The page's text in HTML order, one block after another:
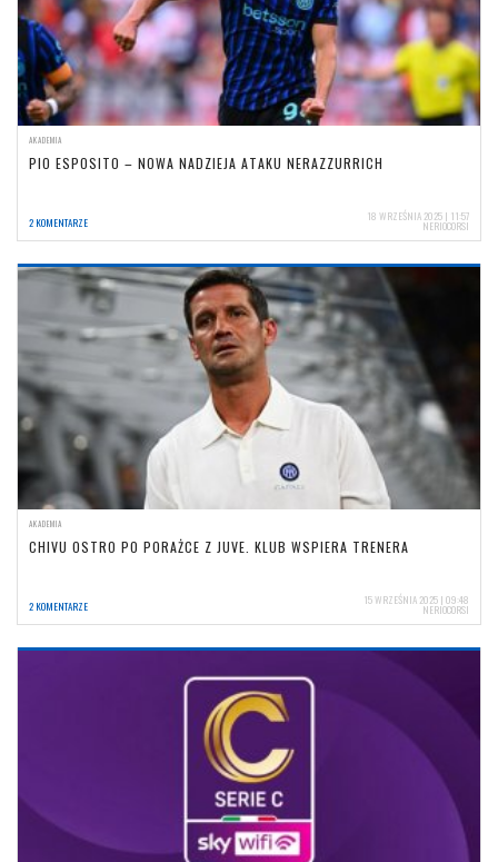
AKADEMIA
PIO ESPOSITO – NOWA NADZIEJA ATAKU NERAZZURRICH
2 KOMENTARZE 18 WRZEŚNIA 2025 | 11:57
NERIOCORSI
AKADEMIA
CHIVU OSTRO PO PORAŻCE Z JUVE. KLUB WSPIERA TRENERA
2 KOMENTARZE 15 WRZEŚNIA 2025 | 09:48
NERIOCORSI